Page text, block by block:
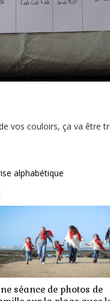
vos couloirs, ça va être
alphabétique
séance de photos de